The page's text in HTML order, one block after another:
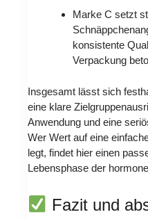
Marke C setzt
konsistente
Verpackung
Insgesamt lässt sich
eine klare
Anwendung und eine
Wer Wert auf eine
legt, findet hier einen
Lebensphase der
Fazit und